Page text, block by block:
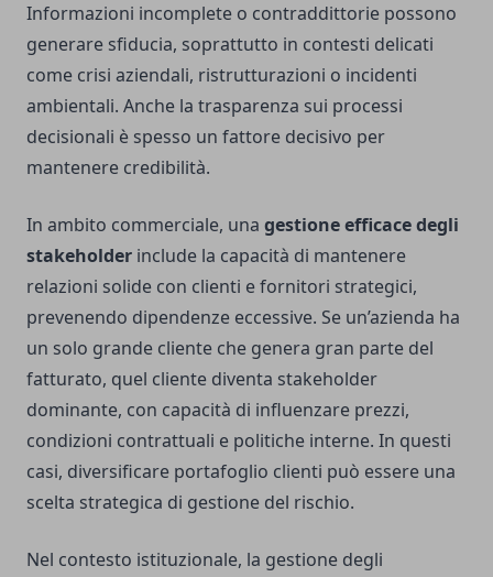
Informazioni incomplete o contraddittorie possono
generare sfiducia, soprattutto in contesti delicati
come crisi aziendali, ristrutturazioni o incidenti
ambientali. Anche la trasparenza sui processi
decisionali è spesso un fattore decisivo per
mantenere credibilità.
In ambito commerciale, una gestione efficace degli
stakeholder include la capacità di mantenere
relazioni solide con clienti e fornitori strategici,
prevenendo dipendenze eccessive. Se un’azienda ha
un solo grande cliente che genera gran parte del
fatturato, quel cliente diventa stakeholder
dominante, con capacità di influenzare prezzi,
condizioni contrattuali e politiche interne. In questi
casi, diversificare portafoglio clienti può essere una
scelta strategica di gestione del rischio.
Nel contesto istituzionale, la gestione degli